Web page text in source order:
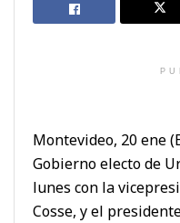
Montevideo, 20 ene
Gobierno electo de
lunes con la
Cosse, y el